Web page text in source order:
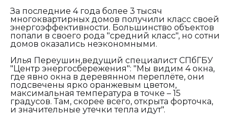
За последние 4 года более 3 тысяч
многоквартирных домов получили класс своей
энергоэффективности. Большинство объектов
попали в своего рода "средний класс", но сотни
домов оказались неэкономными.
Илья Переушин,ведущий специалист СПбГБУ
"Центр энергосбережения": "Мы видим 4 окна,
где явно окна в деревянном переплёте, они
подсвечены ярко оранжевым цветом,
максимальная температура в точке – 15
градусов. Там, скорее всего, открыта форточка,
и значительные утечки тепла идут".